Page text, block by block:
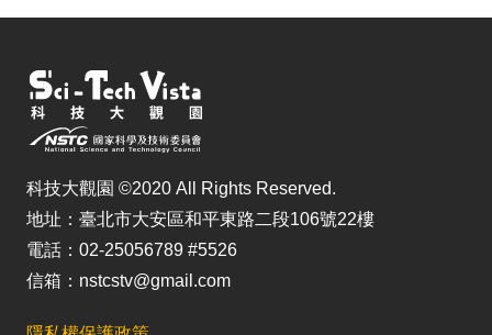
科技大觀園 ©2020 All Rights Reserved.
地址：臺北市大安區和平東路二段106號22樓
電話：02-25056789 #5526
信箱：nstcstv@gmail.com